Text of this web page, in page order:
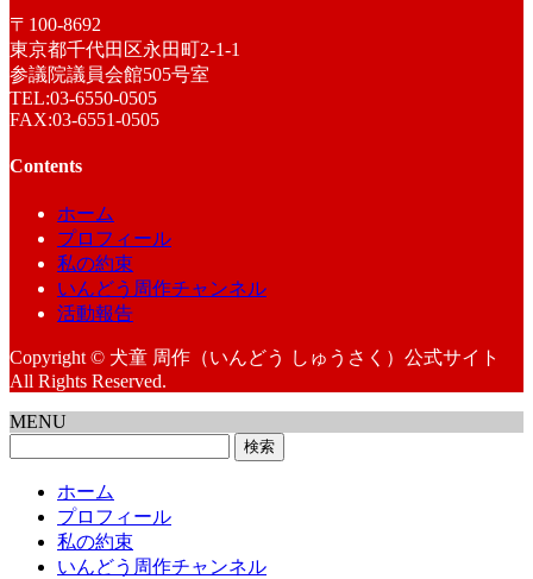
〒100-8692
東京都千代田区永田町2-1-1
参議院議員会館505号室
TEL:03-6550-0505
FAX:03-6551-0505
Contents
ホーム
プロフィール
私の約束
いんどう周作チャンネル
活動報告
Copyright © 犬童 周作（いんどう しゅうさく）公式サイト
All Rights Reserved.
MENU
ホーム
プロフィール
私の約束
いんどう周作チャンネル